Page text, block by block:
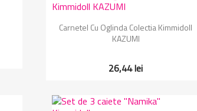
Vizualizare rapida
Carnetel Cu Oglinda Colectia Kimmidoll
KAZUMI
26,44 lei